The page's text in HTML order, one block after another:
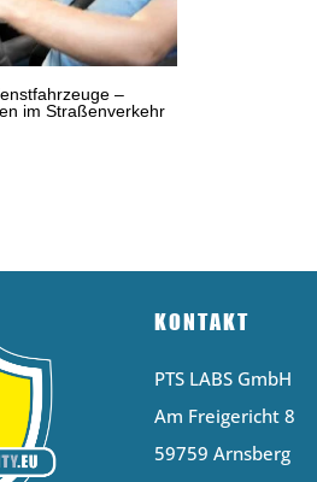
–
im Straßenverkehr
KONTAKT
PTS LABS GmbH
Am Freigericht 8
59759 Arnsberg